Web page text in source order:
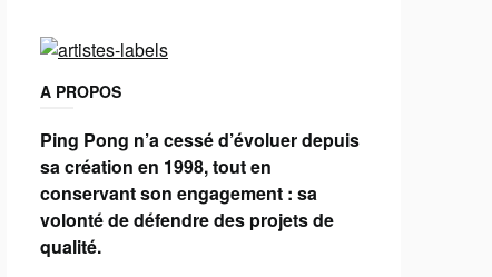
A PROPOS
Ping Pong n’a cessé d’évoluer depuis
sa création en 1998, tout en
conservant son engagement : sa
volonté de défendre des projets de
qualité.